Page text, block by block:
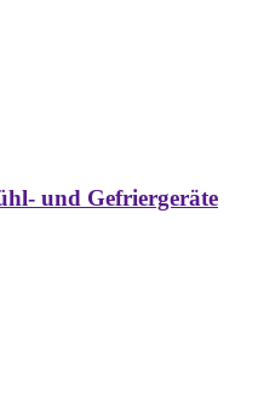
und Gefriergeräte